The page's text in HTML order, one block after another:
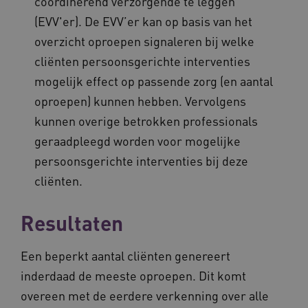
(EVV'er). De EVV’er kan op basis van het
overzicht oproepen signaleren bij welke
cliënten persoonsgerichte interventies
mogelijk effect op passende zorg (en aantal
oproepen) kunnen hebben. Vervolgens
kunnen overige betrokken professionals
geraadpleegd worden voor mogelijke
persoonsgerichte interventies bij deze
cliënten.
Resultaten
Een beperkt aantal cliënten genereert
inderdaad de meeste oproepen. Dit komt
overeen met de eerdere verkenning over alle
UMB_SESSION
www.vilans.nl
__Secure-YNID
__cf_bm
Cloudflare Inc.
VISITOR_PRIVACY_METADATA
Google Privacy Policy